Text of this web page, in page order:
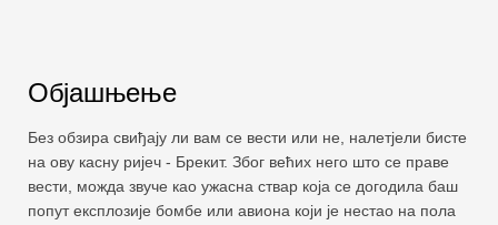
Објашњење
Без обзира свиђају ли вам се вести или не, налетјели бисте
на ову касну ријеч - Брекит. Због већих него што се праве
вести, можда звуче као ужасна ствар која се догодила баш
попут експлозије бомбе или авиона који је нестао на пола